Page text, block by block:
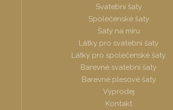
Svatební šaty
Společenské šaty
Šaty na míru
Látky pro svatební šaty
Látky pro společenské šaty
Barevné svatební šaty
Barevné plesové šaty
Výprodej
Kontakt